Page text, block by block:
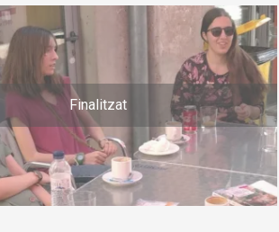
Finalitzat